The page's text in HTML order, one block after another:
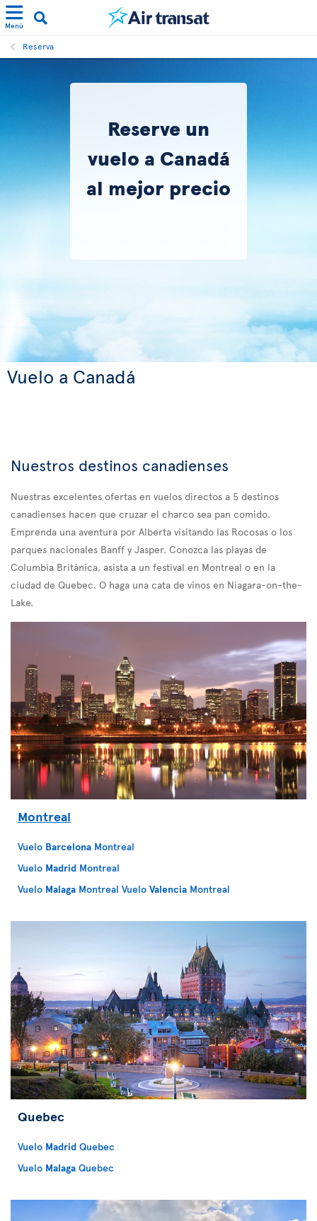
Menú
Reserva
Reserve un
vuelo a Canadá
al mejor precio
Vuelo a Canadá
Nuestros destinos canadienses
Nuestras excelentes ofertas en vuelos directos a 5 destinos
canadienses hacen que cruzar el charco sea pan comido.
Emprenda una aventura por Alberta visitando las Rocosas o los
parques nacionales Banff y Jasper. Conozca las playas de
Columbia Británica, asista a un festival en Montreal o en la
ciudad de Quebec. O haga una cata de vinos en Niagara-on-the-
Lake.
Montreal
Vuelo Barcelona Montreal
Vuelo Madrid Montreal
Vuelo Malaga Montreal Vuelo Valencia Montreal
Quebec
Vuelo Madrid Quebec
Vuelo Malaga Quebec